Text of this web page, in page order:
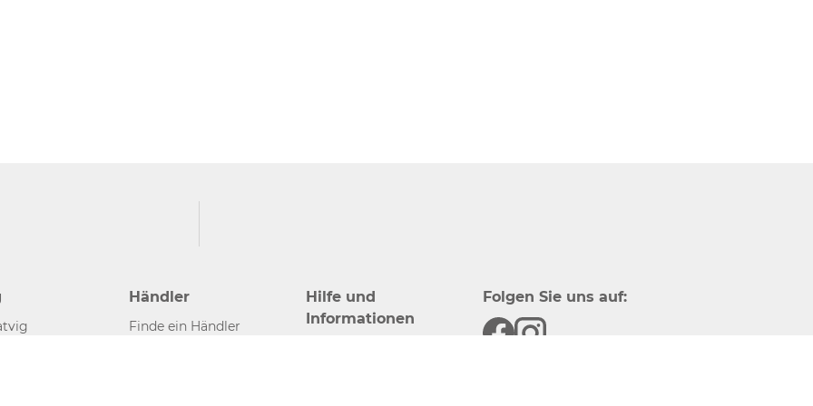
Händler
Finde ein Händler
Hilfe und
Informationen
Folgen Sie uns auf: